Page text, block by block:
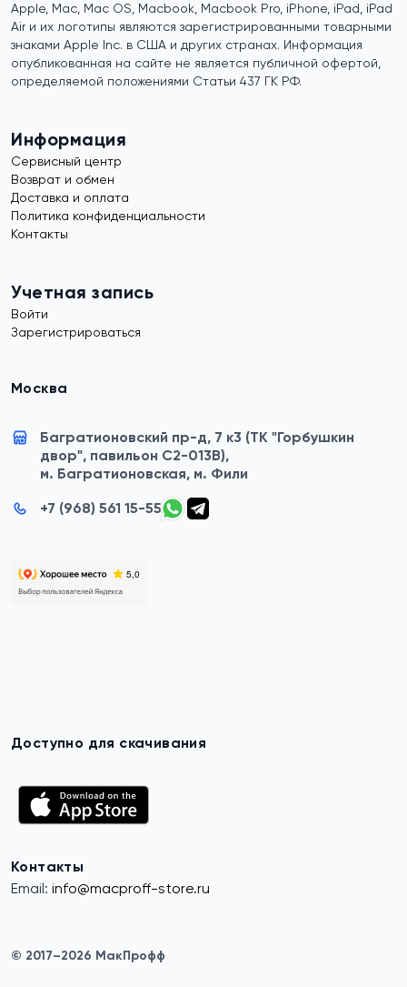
Apple, Mac, Mac OS, Macbook, Macbook Pro, iPhone, iPad, iPad
Air и их логотипы являются зарегистрированными товарными
знаками Apple Inc. в США и других странах. Информация
опубликованная на сайте не является публичной офертой,
определяемой положениями Статьи 437 ГК РФ.
Информация
Сервисный центр
Возврат и обмен
Доставка и оплата
Политика конфиденциальности
Контакты
Учетная запись
Войти
Зарегистрироваться
Москва
Багратионовский пр-д, 7 к3 (ТК "Горбушкин
двор", павильон C2-013B),
м. Багратионовская, м. Фили
+7 (968) 561 15-55
Доступно для скачивания
Контакты
Email: info@macproff-store.ru
© 2017–2026 МакПрофф